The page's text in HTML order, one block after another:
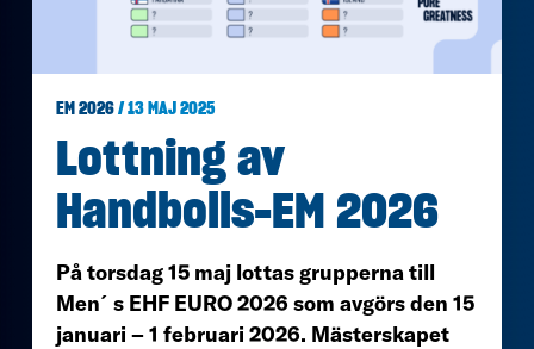
EM 2026 / 13 MAJ 2025
Lottning av
Handbolls-EM 2026
På torsdag 15 maj lottas grupperna till
Men´s EHF EURO 2026 som avgörs den 15
januari – 1 februari 2026. Mästerskapet